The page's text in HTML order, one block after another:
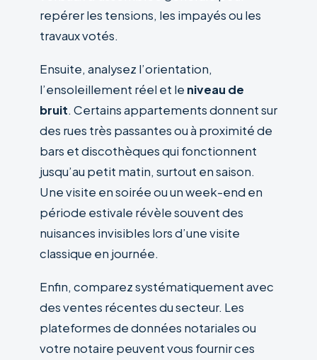
repérer les tensions, les impayés ou les
travaux votés.
Ensuite, analysez l’orientation,
l’ensoleillement réel et le niveau de
bruit. Certains appartements donnent sur
des rues très passantes ou à proximité de
bars et discothèques qui fonctionnent
jusqu’au petit matin, surtout en saison.
Une visite en soirée ou un week-end en
période estivale révèle souvent des
nuisances invisibles lors d’une visite
classique en journée.
Enfin, comparez systématiquement avec
des ventes récentes du secteur. Les
plateformes de données notariales ou
votre notaire peuvent vous fournir ces